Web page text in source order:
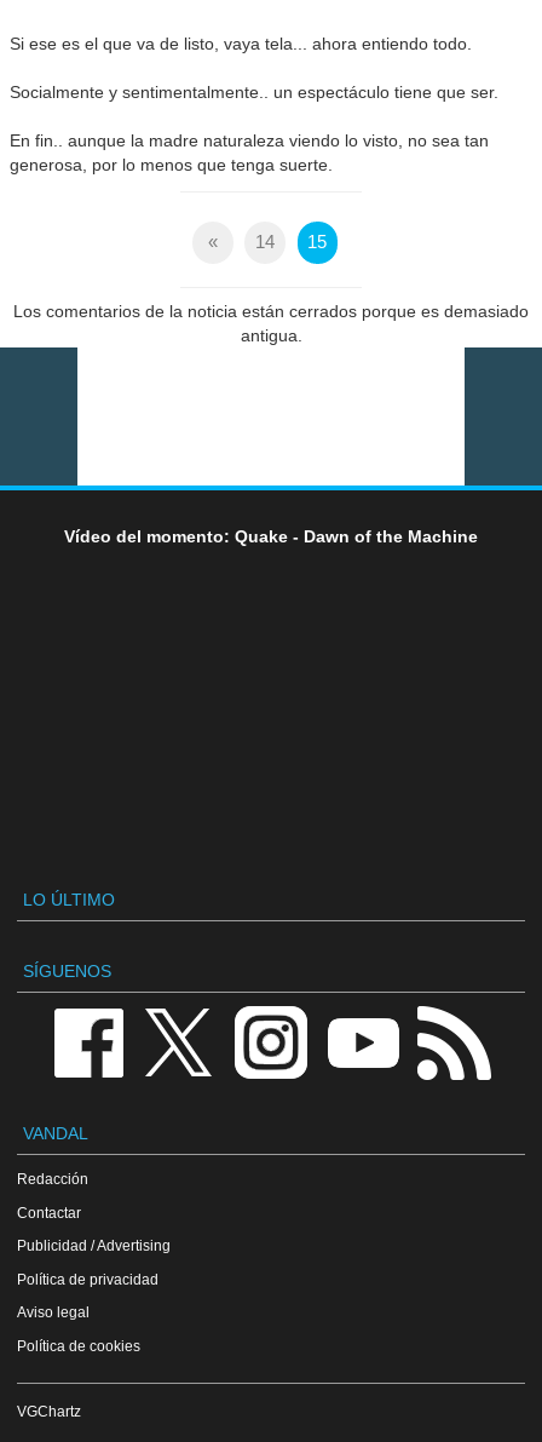
Si ese es el que va de listo, vaya tela... ahora entiendo todo.
Socialmente y sentimentalmente.. un espectáculo tiene que ser.
En fin.. aunque la madre naturaleza viendo lo visto, no sea tan
generosa, por lo menos que tenga suerte.
« 14 15
Los comentarios de la noticia están cerrados porque es demasiado
antigua.
Vídeo del momento: Quake - Dawn of the Machine
LO ÚLTIMO
SÍGUENOS
VANDAL
Redacción
Contactar
Publicidad / Advertising
Política de privacidad
Aviso legal
Política de cookies
VGChartz